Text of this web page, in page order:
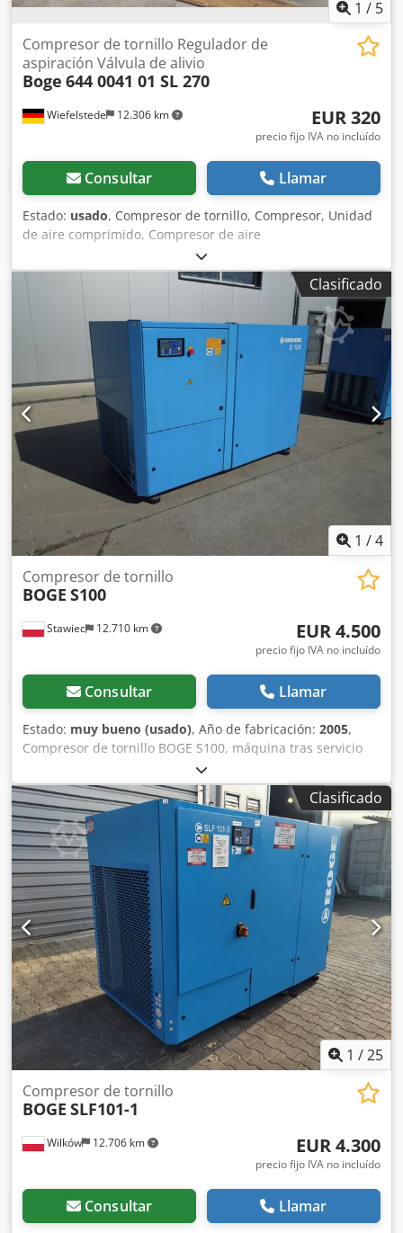
1 / 5
Wiefelstede 12.306 km
Compresor de tornillo Regulador de
aspiración Válvula de alivio
Boge 644 0041 01 SL 270
EUR 320
precio fijo IVA no incluído
Consultar Llamar
Estado: usado, Compresor de tornillo, Compresor, Unidad
de aire comprimido, Compresor de aire
estacionario,Compresor de tornillo Regulador de
aspiración Válvula de alivio, Válvula de alivio -Fabricante:
Boge, compresor de tornillo regulador de aspiración
válvula de alivio del compresor tipo SL 270 -Tipo: 644 0041
01 -Presión: 0,5 - 10 bar bar -Dimensiones: 195/100/H140
mm Djdpfsppdhnjx Ag Sock -Peso: 2,0 kg
Clasificado
1 /4
Stawiec 12.710 km
Compresor de tornillo
BOGE S100
EUR 4.500
precio fijo IVA no incluído
Consultar Llamar
Estado: muy bueno (usado), Año de fabricación: 2005,
Compresor de tornillo BOGE S100, máquina tras servicio
Datos técnicos: capacidad: 10,50 m3/min (10.500 L/min);
motor de 75 kW; presión máxima: 10 bar; Dsdpfx
Ageyfpnme Ssck horas de trabajo: 12.564 h; año: 2005
precio neto: 18.900 PLN precio bruto: 23.247 PLN El
compresor está totalmente operativo; Ofrecemos servicio
técnico.
Clasificado
1 /25
Wilków 12.706 km
Compresor de tornillo
BOGE SLF101-1
EUR 4.300
precio fijo IVA no incluído
Consultar Llamar